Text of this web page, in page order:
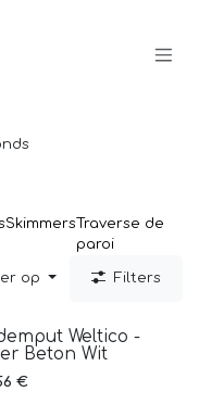
Skimmers Traverse de
paroi
op Filters
Weltico -
Beton Wit
€